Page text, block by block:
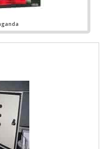
na Jumper Soluções
diversas opções de
elétrico e quadro
e departamento
capacidade para
esses fatores,
de consultores
comprovam sua
os clientes....